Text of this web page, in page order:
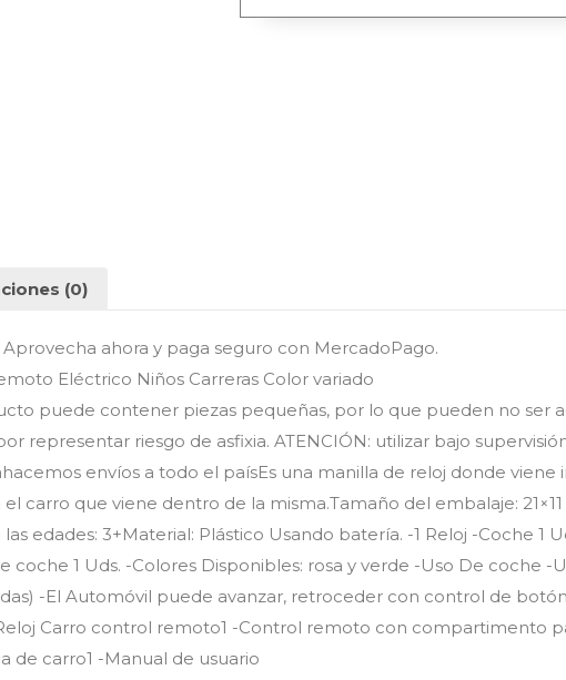
(0)
ahora y paga seguro con MercadoPago.
Eléctrico Niños Carreras Color variado
puede contener piezas pequeñas, por lo que pueden no ser
representar riesgo de asfixia. ATENCIÓN: utilizar bajo
envíos a todo el paísEs una manilla de reloj donde viene
carro que viene dentro de la misma.Tamaño del embalaje: 21×11
edades: 3+Material: Plástico Usando batería. -1 Reloj -Coche 1
coche 1 Uds. -Colores Disponibles: rosa y verde -Uso De coche -
-El Automóvil puede avanzar, retroceder con control de
Carro control remoto1 -Control remoto con compartimento
de carro1 -Manual de usuario